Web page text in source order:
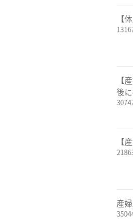
【
【
後
【
産